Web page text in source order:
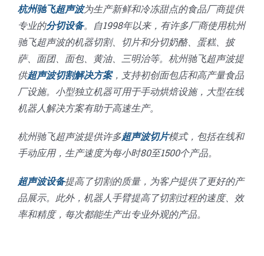
杭州驰飞超声波为生产新鲜和冷冻甜点的食品厂商提供
专业的分切设备。自1998年以来，有许多厂商使用杭州
驰飞超声波的机器切割、切片和分切奶酪、蛋糕、披
萨、面团、面包、黄油、三明治等。杭州驰飞超声波提
供超声波切割解决方案，支持初创面包店和高产量食品
厂设施。小型独立机器可用于手动烘焙设施，大型在线
机器人解决方案有助于高速生产。
杭州驰飞超声波提供许多超声波切片模式，包括在线和
手动应用，生产速度为每小时80至1500个产品。
超声波设备提高了切割的质量，为客户提供了更好的产
品展示。此外，机器人手臂提高了切割过程的速度、效
率和精度，每次都能生产出专业外观的产品。